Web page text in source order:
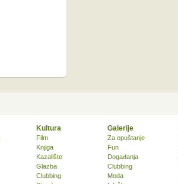
Kultura
Film
Knjiga
Kazalište
Glazba
Clubbing
Galerije
Za opuštanje
Fun
Događanja
Clubbing
Moda